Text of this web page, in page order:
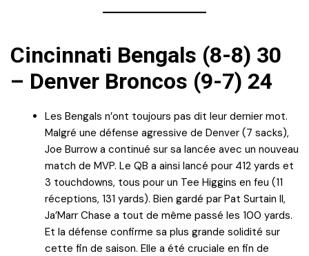
Cincinnati Bengals (8-8) 30
– Denver Broncos (9-7) 24
Les Bengals n’ont toujours pas dit leur dernier mot.
Malgré une défense agressive de Denver (7 sacks),
Joe Burrow a continué sur sa lancée avec un nouveau
match de MVP. Le QB a ainsi lancé pour 412 yards et
3 touchdowns, tous pour un Tee Higgins en feu (11
réceptions, 131 yards). Bien gardé par Pat Surtain II,
Ja’Marr Chase a tout de même passé les 100 yards.
Et la défense confirme sa plus grande solidité sur
cette fin de saison. Elle a été cruciale en fin de